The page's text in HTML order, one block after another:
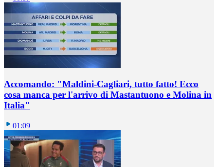
Accomando: "Maldini-Cagliari, tutto fatto! Ecco
cosa manca per l'arrivo di Mastantuono e Molina in
Italia"
01:09